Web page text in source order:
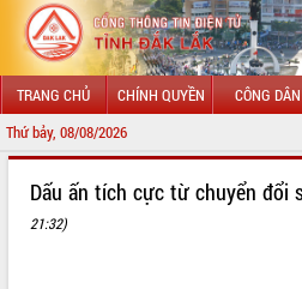
TRANG CHỦ CHÍNH QUYỀN CÔNG DÂN
Thứ bảy, 08/08/2026 CHÀO MỪNG ĐẾN
LÃNH ĐẠO UBND TỈNH
Dấu ấn tích cực từ chuyển đổi
21:32)